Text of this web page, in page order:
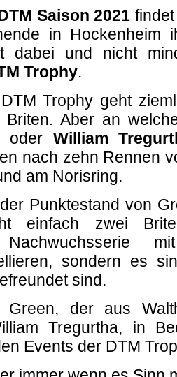
Saison 2021
in Hockenheim
dabei und nicht
Trophy.
Trophy geht
Aber an
oder William
nach zehn Rennen
am Norisring.
Punktestand von
einfach zwei
Nachwuchsserie
sondern es
sind.
Green, der aus
Tregurtha, in
Events der DTM